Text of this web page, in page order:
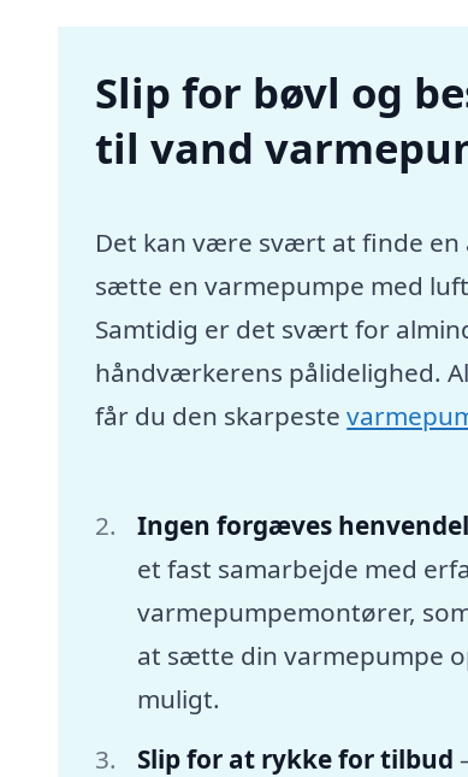
Slip for bøvl og
til vand
Det kan være svært at finde
sætte en varmepumpe med
Samtidig er det svært for
håndværkerens pålidelighed.
får du den skarpeste
Ingen forgæves
et fast samarbejde med
varmepumpemontører,
at sætte din varmepumpe
muligt.
Slip for at rykke for tilbud